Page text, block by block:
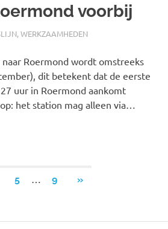
voorbij
,WERKZAAMHEDEN
Roermond wordt omstreeks
dit betekent dat de eerste
uur in Roermond aankomt
het station mag alleen via…
5 … 9
VOLGENDE
»